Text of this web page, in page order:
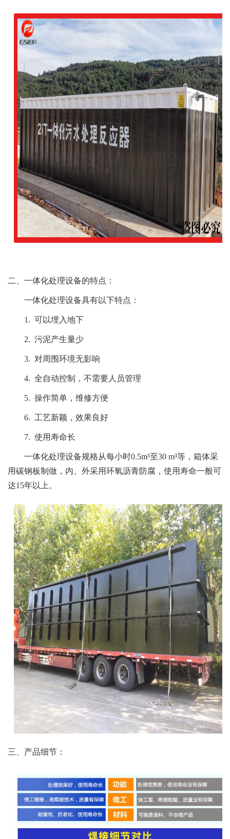
二、一体化处理设备的特点：
一体化处理设备具有以下特点：
1. 可以埋入地下
2. 污泥产生量少
3. 对周围环境无影响
4. 全自动控制，不需要人员管理
5. 操作简单，维修方便
6. 工艺新颖，效果良好
7. 使用寿命长
一体化处理设备规格从每小时0.5m³至30 m³等，箱体采
用碳钢板制做，内、外采用环氧沥青防腐，使用寿命一般可
达15年以上。
三、产品细节：